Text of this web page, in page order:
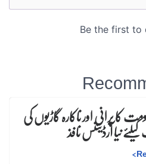
کا پرانی اور ناکارہ گاڑیوں کی
نیا آرڈیننس نافذ
>